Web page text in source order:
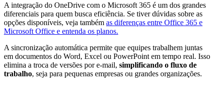
A integração do OneDrive com o Microsoft 365 é um dos grandes
diferenciais para quem busca eficiência. Se tiver dúvidas sobre as
opções disponíveis, veja também as diferenças entre Office 365 e
Microsoft Office e entenda os planos.
A sincronização automática permite que equipes trabalhem juntas
em documentos do Word, Excel ou PowerPoint em tempo real. Isso
elimina a troca de versões por e-mail, simplificando o fluxo de
trabalho, seja para pequenas empresas ou grandes organizações.